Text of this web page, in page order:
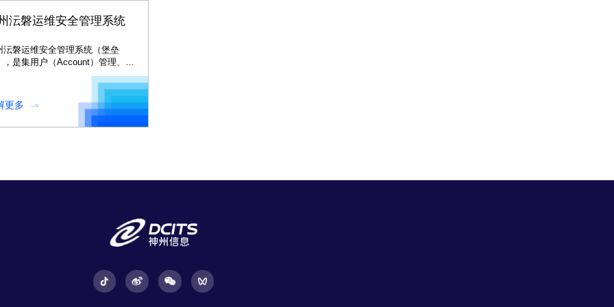
沄磐运维安全管理系统
沄磐运维安全管理系统（堡垒
，是集用户（Account）管理、授
Authorization）管理、认证
）管理和综合审计
）于一体的集中运维管理系
更多